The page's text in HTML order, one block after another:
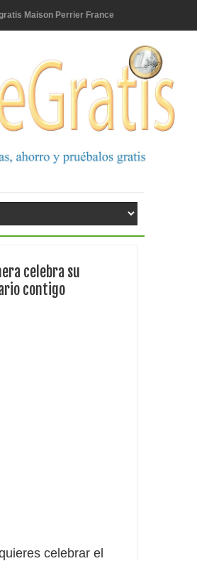
Maison Perrier France
te regala un velero inolvidable en velero y más
Asevi tiene premio, nevera y un año de
regala 100 premios al día
una Nintendo Switch y un viaje con Enjoy
celebra su
contigo
celebrar el